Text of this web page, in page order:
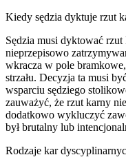
Kiedy sędzia dyktuje rzut
Sędzia musi dyktować
nieprzepisowo
wkracza w pole
strzału. Decyzja ta musi
wsparciu sędziego
zauważyć, że rzut karny
dodatkowo wykluczyć
był brutalny lub
Rodzaje kar